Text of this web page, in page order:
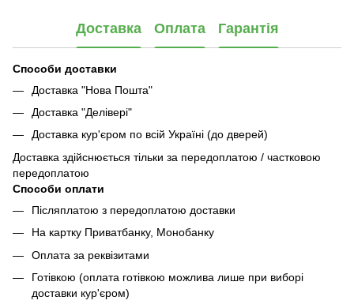
Доставка Оплата Гарантія
Способи доставки
Доставка "Нова Пошта"
Доставка "Делівері"
Доставка кур'єром по всій Україні (до дверей)
Доставка здійснюється тільки за передоплатою / частковою
передоплатою
Способи оплати
Післяплатою з передоплатою доставки
На картку Приватбанку, Монобанку
Оплата за реквізитами
Готівкою (оплата готівкою можлива лише при виборі
доставки кур'єром)